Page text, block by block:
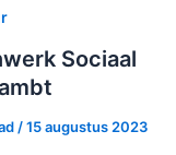
Sociaal
/15 augustus 2023